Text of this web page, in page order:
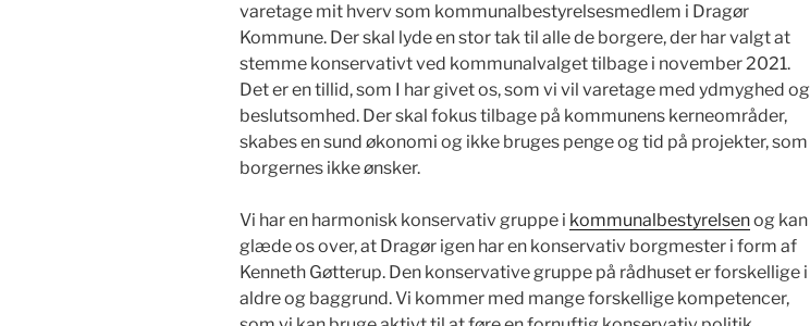
varetage mit hverv som kommunalbestyrelsesmedlem i Dragør
Kommune. Der skal lyde en stor tak til alle de borgere, der har valgt at
stemme konservativt ved kommunalvalget tilbage i november 2021.
Det er en tillid, som I har givet os, som vi vil varetage med ydmyghed og
beslutsomhed. Der skal fokus tilbage på kommunens kerneområder,
skabes en sund økonomi og ikke bruges penge og tid på projekter, som
borgernes ikke ønsker.
Vi har en harmonisk konservativ gruppe i kommunalbestyrelsenog kan
glæde os over, at Dragør igen har en konservativ borgmester i form af
Kenneth Gøtterup. Den konservative gruppe på rådhuset er forskellige i
aldre og baggrund. Vi kommer med mange forskellige kompetencer,